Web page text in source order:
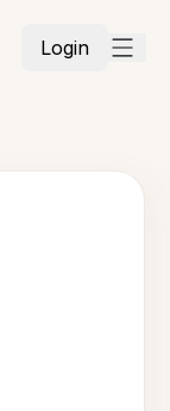
Login